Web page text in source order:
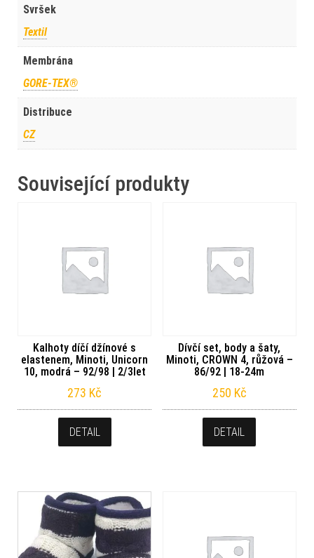
Svršek
Textil
Membrána
GORE-TEX®
Distribuce
CZ
Související produkty
Kalhoty díčí džínové s
elastenem, Minoti, Unicorn
10, modrá – 92/98 | 2/3let
273 Kč
DETAIL
Dívčí set, body a šaty,
Minoti, CROWN 4, růžová –
86/92 | 18-24m
250 Kč
DETAIL